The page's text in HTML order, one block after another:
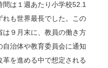
は１週あたり小学校52.1
も世界最長でした。この
は９月末に、教員の働き方
治体や教育委員会に通知
を進める中で想定される